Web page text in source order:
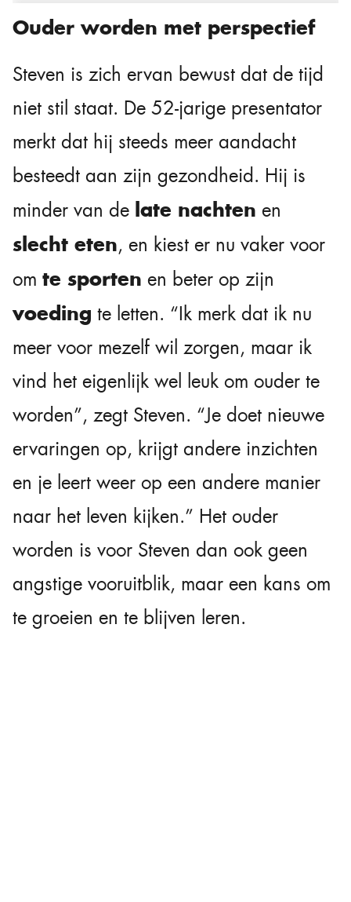
Ouder worden met perspectief
Steven is zich ervan bewust dat de tijd
niet stil staat. De 52-jarige presentator
merkt dat hij steeds meer aandacht
besteedt aan zijn gezondheid. Hij is
minder van de late nachten en
slecht eten, en kiest er nu vaker voor
om te sporten en beter op zijn
voeding te letten. “Ik merk dat ik nu
meer voor mezelf wil zorgen, maar ik
vind het eigenlijk wel leuk om ouder te
worden”, zegt Steven. “Je doet nieuwe
ervaringen op, krijgt andere inzichten
en je leert weer op een andere manier
naar het leven kijken.” Het ouder
worden is voor Steven dan ook geen
angstige vooruitblik, maar een kans om
te groeien en te blijven leren.